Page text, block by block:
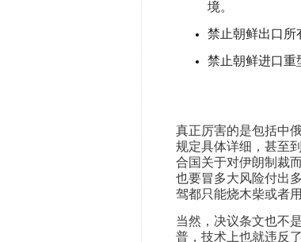
境。
禁止朝鲜出口所
禁止朝鲜进口重
真正厉害的是包括中
规定具体详细，甚至
合国关于对伊朗制裁
也要冒多大风险付出
驾都只能烧木柴或者用
当然，决议条文也不
普，技术上也就违反